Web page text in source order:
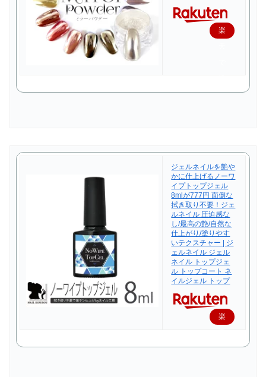
楽
入
ジェルネイルを艶や
かに仕上げるノーワ
イプトップジェル
8mlが777円 面倒な
拭き取り不要！ジェ
ルネイル 圧迫感な
し/最高の艶/自然な
仕上がり/塗りやす
いテクスチャー | ジ
ェルネイル ジェル
ネイル トップジェ
ル トップコート ネ
イルジェル トップ
楽
で